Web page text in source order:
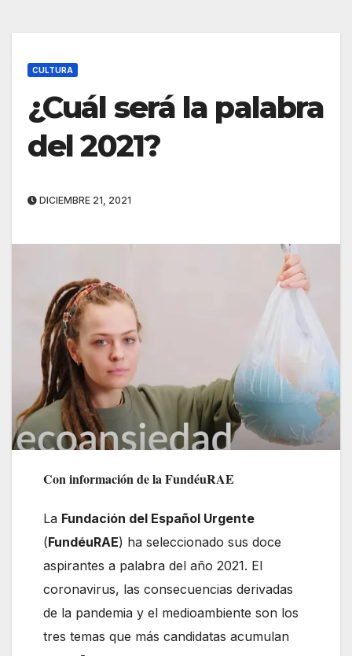
CULTURA
¿Cuál será la palabra
del 2021?
DICIEMBRE 21, 2021
Con información de la FundéuRAE
La Fundación del Español Urgente
(FundéuRAE) ha seleccionado sus doce
aspirantes a palabra del año 2021. El
coronavirus, las consecuencias derivadas
de la pandemia y el medioambiente son los
tres temas que más candidatas acumulan